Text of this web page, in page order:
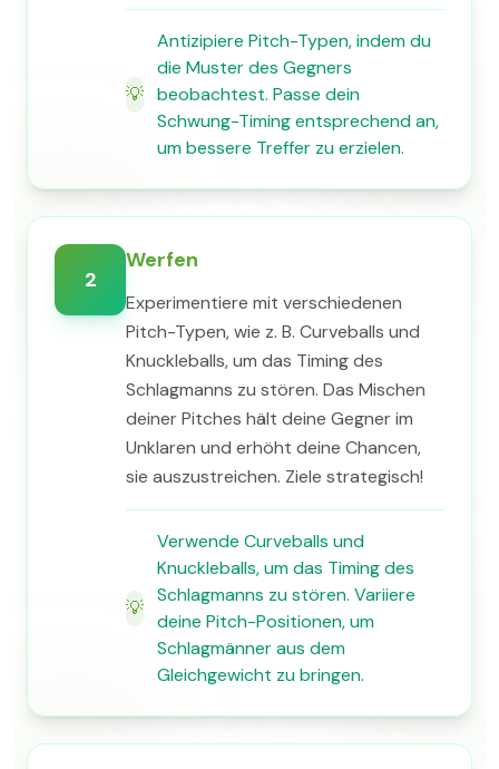
💡
Antizipiere Pitch-Typen, indem du
die Muster des Gegners
beobachtest. Passe dein
Schwung-Timing entsprechend an,
um bessere Treffer zu erzielen.
2
Werfen
Experimentiere mit verschiedenen
Pitch-Typen, wie z. B. Curveballs und
Knuckleballs, um das Timing des
Schlagmanns zu stören. Das Mischen
deiner Pitches hält deine Gegner im
Unklaren und erhöht deine Chancen,
sie auszustreichen. Ziele strategisch!
💡
Verwende Curveballs und
Knuckleballs, um das Timing des
Schlagmanns zu stören. Variiere
deine Pitch-Positionen, um
Schlagmänner aus dem
Gleichgewicht zu bringen.